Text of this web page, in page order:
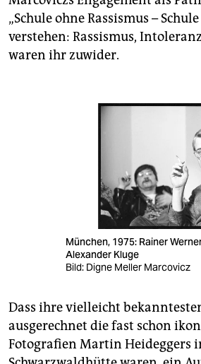
„Schule ohne Rassismus –
verstehen: Rassismus,
waren ihr zuwider.
München, 1975: Rainer
Alexander Kluge
Bild: Digne Meller Marcovicz
Dass ihre vielleicht
ausgerechnet die fast schon
Fotografien Martin Heideggers